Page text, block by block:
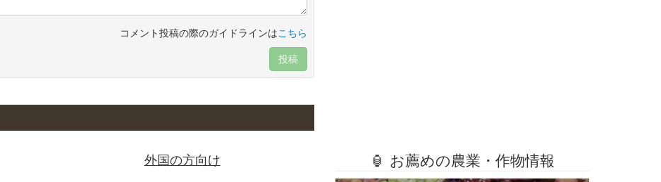
コメント投稿の際のガイドラインはこちら
投稿
外国の方向け 🏮 お薦めの農業・作物情報